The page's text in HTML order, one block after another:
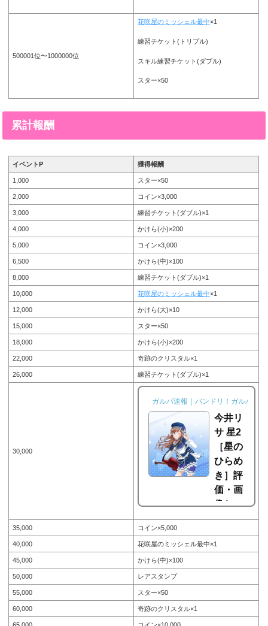
500001位〜1000000位
花咲屋のミッシェル最中×1
練習チケット(トリプル)
スキル練習チケット(ダブル)
スター×50
累計報酬
イベントP 獲得報酬
1,000 スター×50
2,000 コイン×3,000
3,000 練習チケット(ダブル)×1
4,000 かけら(小)×200
5,000 コイン×3,000
6,500 かけら(中)×100
8,000 練習チケット(ダブル)×1
10,000 花咲屋のミッシェル最中×1
12,000 かけら(大)×10
15,000 スター×50
18,000 かけら(小)×200
22,000 奇跡のクリスタル×1
26,000 練習チケット(ダブル)×1
30,000
ガルパ速報｜バンドリ！ガルパ攻
今井リ
サ 星2
［星の
ひらめ
き］評
価・画
像とス
キルと
ピソー
今井リサ 星2［星のひらめき］評
35,000 コイン×5,000
40,000 花咲屋のミッシェル最中×1
45,000 かけら(中)×100
50,000 レアスタンプ
55,000 スター×50
60,000 奇跡のクリスタル×1